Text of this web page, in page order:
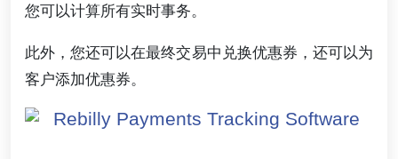
您可以计算所有实时事务。
此外，您还可以在最终交易中兑换优惠券，还可以为
客户添加优惠券。